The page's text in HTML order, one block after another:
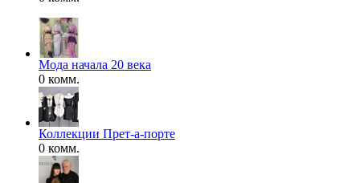
Мода начала 20 века
0 комм.
Коллекции Прет-а-порте
0 комм.